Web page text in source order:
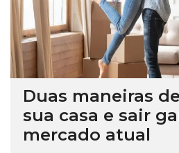
Duas maneiras
sua casa e sair
mercado atual